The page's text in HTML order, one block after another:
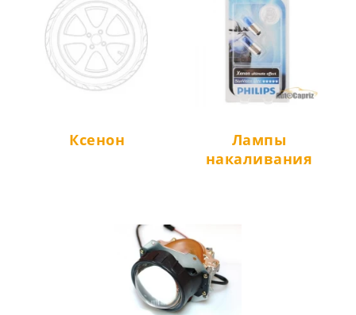
Ксенон
Лампы
накаливания